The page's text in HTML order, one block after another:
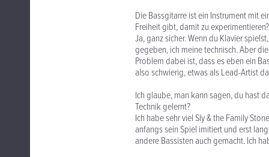
Die Bassgitarre ist ein Instrument mit
Freiheit gibt, damit zu experimentieren?
Ja, ganz sicher. Wenn du Klavier
gegeben, ich meine technisch. Aber
Problem dabei ist, dass es eben ein
also schwierig, etwas als Lead-Artist
Ich glaube, man kann sagen, du hast
Technik gelernt?
Ich habe sehr viel Sly & the Family
anfangs sein Spiel imitiert und erst
andere Bassisten auch gemacht. Ich